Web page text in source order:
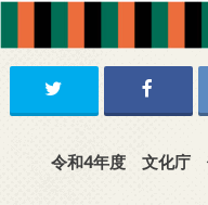
令和4年度 文化庁